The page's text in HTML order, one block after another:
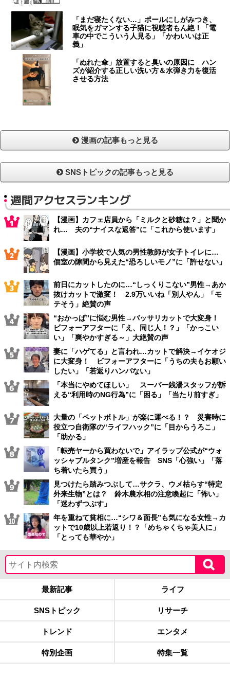
「まだ寝たくない…」ポールにしがみつき、
眠気をガマンする子猫に視聴者もん絶！「電
車の中でこういう人見る」「かわいいは正
義」
「ぬれた傘」放置すると臭いの原因に ハン
ズが紹介する正しい洗い方＆水弾き力を復活
させる方法
漫画の記事もっと見る
SNSトピックの記事もっと見る
週間アクセスランキング
【漫画】カフェ店員から「ミルクと砂糖は？」と聞か
れ… 夫の“ナイスな返答”に「これから使います」
【漫画】小学校で人気の男性教師が女子トイレに…
個室の隙間から見えた“恐ろしいモノ”に「許せない」
前日にカットしたのに…“しっくりこない”男性→あか
抜けカットで激変！ 2.9万いいね「別人やん」「モ
テそう」絶賛の声
“おかっぱ”に悩む男性→バッサリカットで大変身！
ビフォーアフターに「え、同じ人！？」「かっこい
い」「爽やかすぎる～」大絶賛の声
妻に「ハゲてる」と言われ…カットで解決→イケオジ
に大変身！ ビフォーアフターに「うちの夫もお願い
したい」「若返りハンパない」
「本当にやめてほしい」 スーパー銭湯スタッフが訴
える“利用時のNG行為”に「困る」「当たり前すぎ」
大量の「ペットボトル」が楽に運べる！？ 災害時に
役立つ自衛隊の“ライフハック”に「目からうろこ」
「助かる」
「転売ヤーから買わないで」アイラップ公式が“ウォ
ッシャブルタンク”増産を報告 SNS「心強い」「落
ち着いたら買う」
見つけたら踏みつぶして…サクラ、ウメ枯らす“特定
外来生物”とは？ 鈴木農水相の注意喚起に「怖い」
「迷わずつぶす」
年を重ねて貧相に…“シワ＆面長”も気になる女性→カ
ットで10歳以上若返り！？「めちゃくちゃ美人に」
「とっても華やか」
最新記事 ライフ
SNSトピック リサーチ
トレンド エンタメ
特別企画 特集一覧